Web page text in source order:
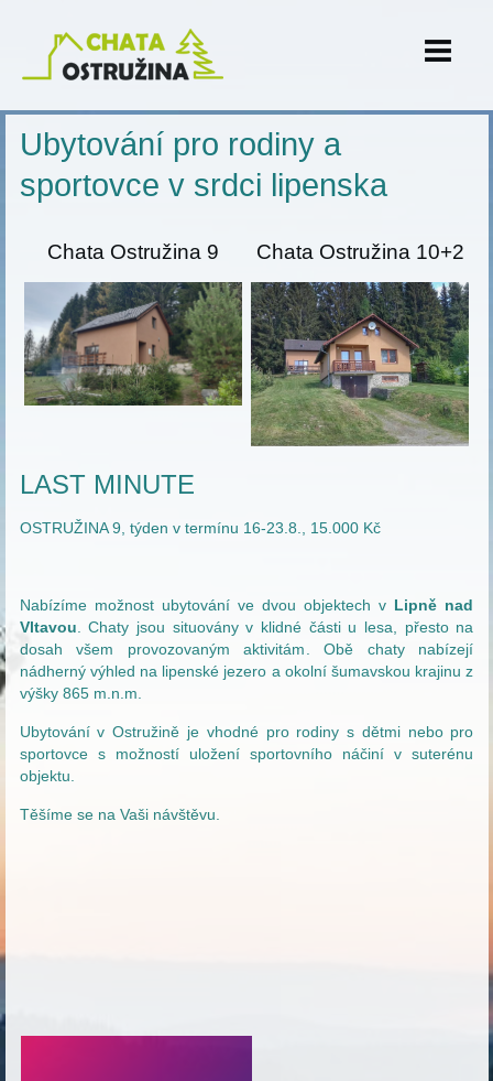
Ubytování pro rodiny a
sportovce v srdci lipenska
Chata Ostružina 9 Chata Ostružina 10+2
LAST MINUTE
OSTRUŽINA 9, týden v termínu 16-23.8., 15.000 Kč
Nabízíme možnost ubytování ve dvou objektech v Lipně nad
Vltavou . Chaty jsou situovány v klidné části u lesa, přesto na
dosah všem provozovaným aktivitám. Obě chaty nabízejí
nádherný výhled na lipenské jezero a okolní šumavskou krajinu z
výšky 865 m.n.m.
Ubytování v Ostružině je vhodné pro rodiny s dětmi nebo pro
sportovce s možností uložení sportovního náčiní v suterénu
objektu.
Těšíme se na Vaši návštěvu.